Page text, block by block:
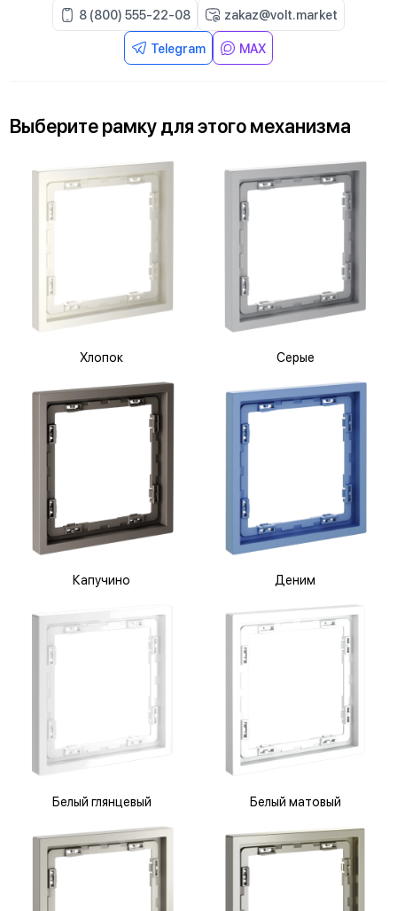
8 (800) 555-22-08 zakaz@volt.market
Telegram MAX
Выберитерамку дляэтого механизма
Хлопок Серые
Капучино Деним
Белый глянцевый Белый матовый